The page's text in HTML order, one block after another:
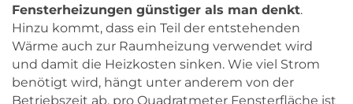
Fensterheizungen günstiger als man denkt.
Hinzu kommt, dass ein Teil der entstehenden
Wärme auch zur Raumheizung verwendet wird
und damit die Heizkosten sinken. Wie viel Strom
benötigt wird, hängt unter anderem von der
Betriebszeit ab, pro Quadratmeter Fensterfläche ist